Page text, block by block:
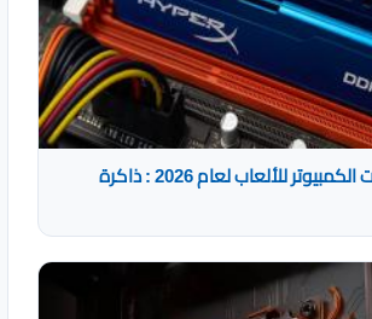
أفضل أنواع رامات الكمبيوتر للألعاب لعام 2026 : ذاكرة